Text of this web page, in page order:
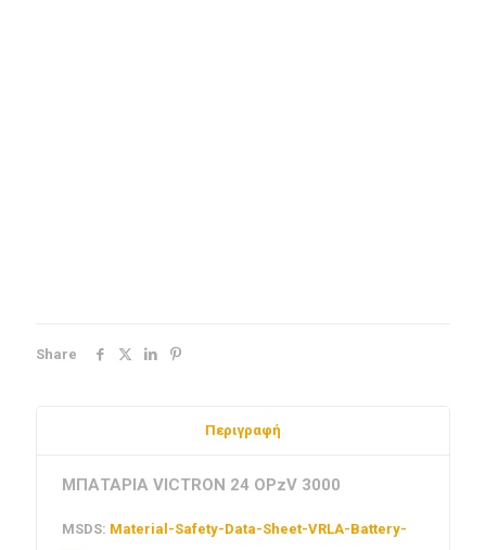
Share
Περιγραφή
ΜΠΑΤΑΡΙΑ VICTRON 24 OPzV 3000
MSDS: Material-Safety-Data-Sheet-VRLA-Battery-